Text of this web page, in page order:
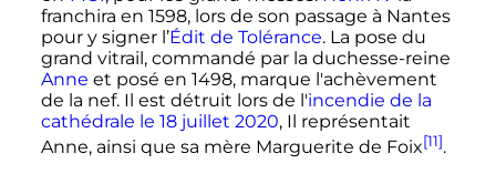
franchira en 1598, lors de son passage à Nantes
pour y signer l’Édit de Tolérance. La pose du
grand vitrail, commandé par la duchesse-reine
Anne et posé en 1498, marque l'achèvement
de la nef. Il est détruit lors de l'incendie de la
cathédrale le 18 juillet 2020, Il représentait
Anne, ainsi que sa mère Marguerite de Foix[11].